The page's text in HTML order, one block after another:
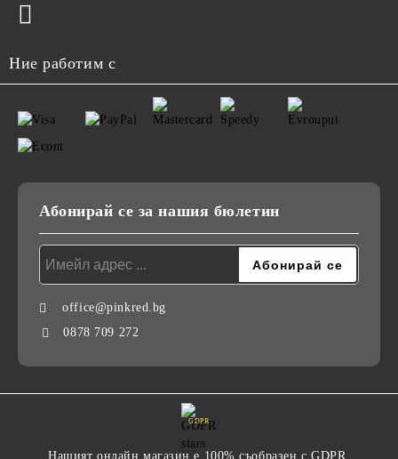
Ние работим с
Абонирай се за нашия бюлетин
office@pinkred.bg
0878 709 272
GDPR
Нашият онлайн магазин е 100% съобразен с GDPR.